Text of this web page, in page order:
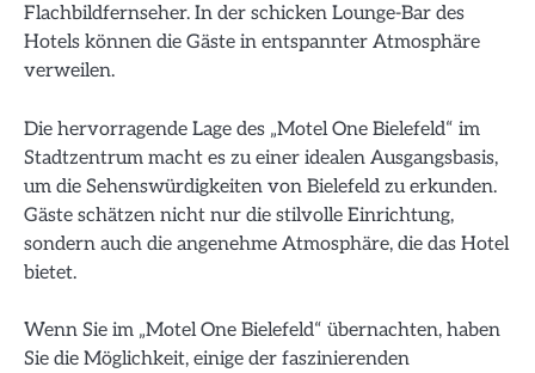
Flachbildfernseher. In der schicken Lounge-Bar des
Hotels können die Gäste in entspannter Atmosphäre
verweilen.
Die hervorragende Lage des „Motel One Bielefeld“ im
Stadtzentrum macht es zu einer idealen Ausgangsbasis,
um die Sehenswürdigkeiten von Bielefeld zu erkunden.
Gäste schätzen nicht nur die stilvolle Einrichtung,
sondern auch die angenehme Atmosphäre, die das Hotel
bietet.
Wenn Sie im „Motel One Bielefeld“ übernachten, haben
Sie die Möglichkeit, einige der faszinierenden